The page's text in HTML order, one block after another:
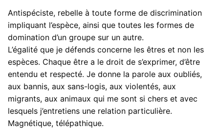
Accueil
Livres
Textes & poèmes
Portfolio
Photos
Antispéciste, rebelle à toute forme de discrimination
impliquant l’espèce, ainsi que toutes les formes de
domination d’un groupe sur un autre.
L’égalité que je défends concerne les êtres et non les
espèces. Chaque être a le droit de s’exprimer, d’être
entendu et respecté. Je donne la parole aux oubliés,
aux bannis, aux sans-logis, aux violentés, aux
migrants, aux animaux qui me sont si chers et avec
lesquels j’entretiens une relation particulière.
Magnétique, télépathique.